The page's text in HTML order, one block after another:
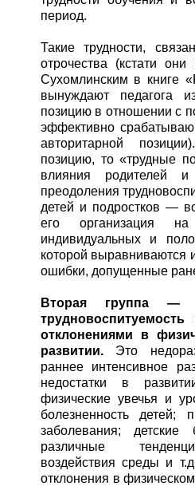
период.
Такие трудности,
отрочества (кстати
Сухомлинским в книге
вынуждают педагога
позицию в отношении с
эффективно
авторитарной
позицию, то «трудные
влияния родителей
преодоления
детей и подростков —
его организация
индивидуальных и
которой выравниваются
ошибки, допущенные
Вторая группа —
отклонениями в
развитии.Это
раннее интенсивное
недостатки в
физические увечья и
болезненность детей;
заболевания; детские
различные
воздействия среды и
отклонения в